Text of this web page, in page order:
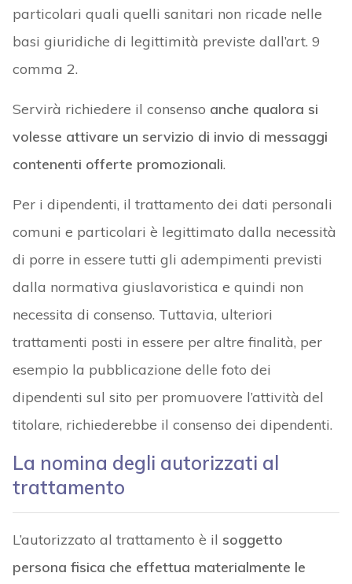
particolari quali quelli sanitari non ricade nelle
basi giuridiche di legittimità previste dall’art. 9
comma 2.
Servirà richiedere il consenso anche qualora si
volesse attivare un servizio di invio di messaggi
contenenti offerte promozionali.
Per i dipendenti, il trattamento dei dati personali
comuni e particolari è legittimato dalla necessità
di porre in essere tutti gli adempimenti previsti
dalla normativa giuslavoristica e quindi non
necessita di consenso. Tuttavia, ulteriori
trattamenti posti in essere per altre finalità, per
esempio la pubblicazione delle foto dei
dipendenti sul sito per promuovere l’attività del
titolare, richiederebbe il consenso dei dipendenti.
La nomina degli autorizzati al
trattamento
L’autorizzato al trattamento è il soggetto
persona fisica che effettua materialmente le